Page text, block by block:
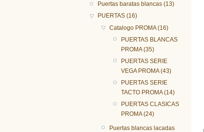
Puertas baratas blancas (13)
PUERTAS (16)
Catalogo PROMA (16)
PUERTAS BLANCAS
PROMA (35)
PUERTAS SERIE
VEGA PROMA (43)
PUERTAS SERIE
TACTO PROMA (14)
PUERTAS CLASICAS
PROMA (24)
Puertas blancas lacadas